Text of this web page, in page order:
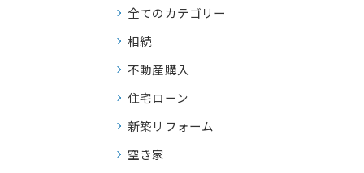
全てのカテゴリー
相続
不動産購入
住宅ローン
新築リフォーム
空き家